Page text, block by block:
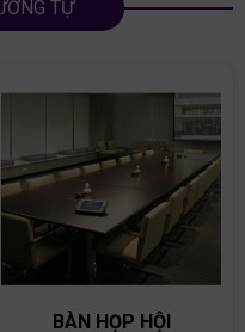
TỰ
BÀN HỌP HỘI